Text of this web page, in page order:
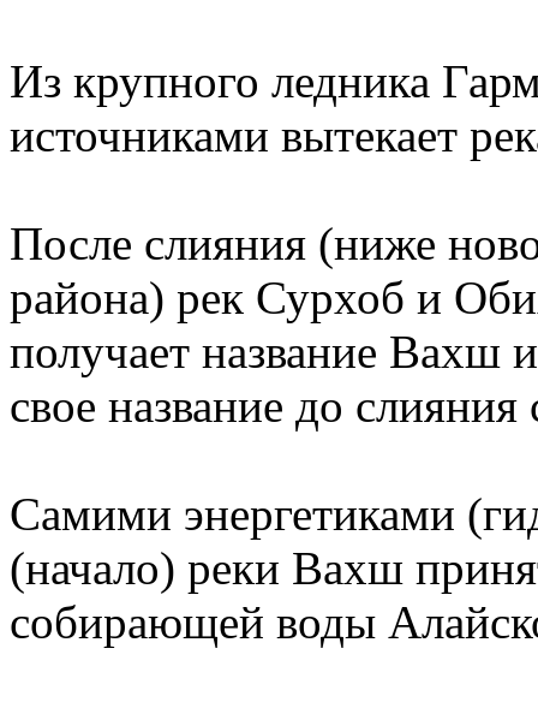
Из крупного ледника
источниками вытекает
После слияния (ниже
района) рек Сурхоб и
получает название Вахш
свое название до
Самими энергетиками
(начало) реки Вахш
собирающей воды